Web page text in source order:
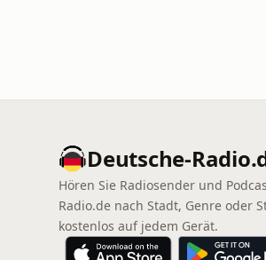
Deutsche-
Hören Sie Radiosender und
Radio.de nach Stadt, Genre oder
kostenlos auf jedem Gerät.